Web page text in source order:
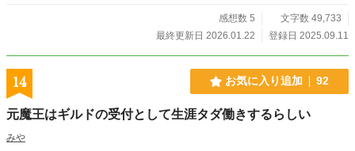
感想数 5
文字数 49,733
最終更新日 2026.01.22
登録日 2025.09.11
14 お気に入り追加 92
元魔王はギルドの受付として生涯タダ働きするらしい
みや